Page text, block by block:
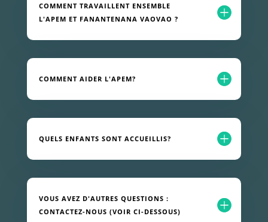
COMMENT TRAVAILLENT ENSEMBLE
L'APEM ET FANANTENANA VAOVAO ?
COMMENT AIDER L'APEM?
QUELS ENFANTS SONT ACCUEILLIS?
VOUS AVEZ D'AUTRES QUESTIONS :
CONTACTEZ-NOUS (VOIR CI-DESSOUS)